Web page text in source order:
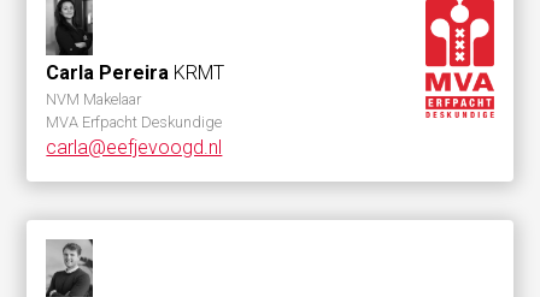
Carla Pereira KRMT
NVM Makelaar
MVA Erfpacht Deskundige
carla@eefjevoogd.nl